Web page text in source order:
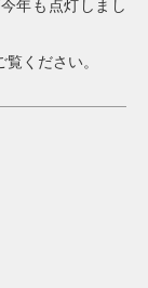
年も点灯しまし
ください。